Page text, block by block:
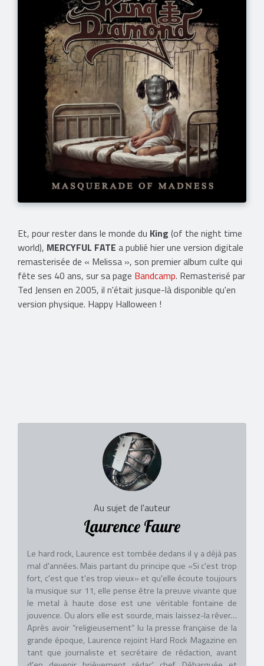
Et, pour rester dans le monde du King (of the night time
world), MERCYFUL FATE a publié hier une version digitale
remasterisée de « Melissa », son premier album culte qui
fête ses 40 ans, sur sa page Bandcamp. Remasterisé par
Ted Jensen en 2005, il n'était jusque-là disponible qu'en
version physique. Happy Halloween !
Au sujet de l'auteur
Laurence Faure
Le hard rock, Laurence est tombée dedans il y a déjà pas
mal d'années. Mais partant du principe que «Si c'est trop
fort, c'est que t'es trop vieux» et qu'elle écoute toujours
la musique sur 11, elle pense être la preuve vivante que
le metal à haute dose est une véritable fontaine de
jouvence. Ou alors elle est sourde, mais laissez-la rêver…
Après avoir “religieusement” lu la presse française de la
grande époque, Laurence rejoint Hard Rock Magazine en
tant que journaliste et secrétaire de rédaction, avant